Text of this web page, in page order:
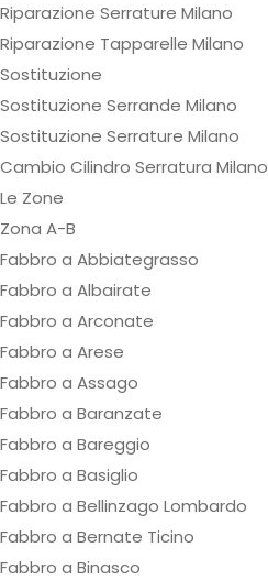
Riparazione Serrature Milano
Riparazione Tapparelle Milano
Sostituzione
Sostituzione Serrande Milano
Sostituzione Serrature Milano
Cambio Cilindro Serratura Milano
Le Zone
Zona A-B
Fabbro a Abbiategrasso
Fabbro a Albairate
Fabbro a Arconate
Fabbro a Arese
Fabbro a Assago
Fabbro a Baranzate
Fabbro a Bareggio
Fabbro a Basiglio
Fabbro a Bellinzago Lombardo
Fabbro a Bernate Ticino
Fabbro a Binasco